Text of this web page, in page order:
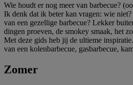
Wie houdt er nog meer van barbecue?
Ik denk dat ik beter kan vragen: wie
van een gezellige barbecue? Lekker
dingen proeven, de smokey smaak, het
Met deze gids heb jij de ultieme
van een kolenbarbecue, gasbarbecue,
Zomer